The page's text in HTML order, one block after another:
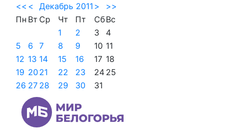
<< < Декабрь 2011 >
>>
Пн Вт Ср Чт Пт СбВс
1
2 3
4
5
6 7 8 9 10 11
12 13 14 15 16 17 18
19 20 21 22 23 24 25
26 27 28 29 30 31